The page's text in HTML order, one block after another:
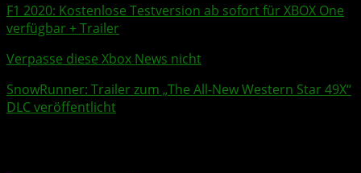
F1 2020: Kostenlose Testversion ab sofort fürXBOX One
verfügbar +Trailer
Verpasse diese Xbox News nicht
SnowRunner: Trailerzum „The All-New Western Star 49X“
DLC veröffentlicht